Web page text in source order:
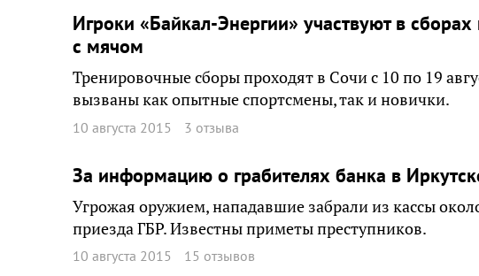
Игроки «Байкал-Энергии» участвуют в
с мячом
Тренировочные сборы проходят в Сочи с 10 по 19
вызваны как опытные спортсмены, так и новички.
10 августа 2015 3 отзыва
За информацию о грабителях банка в
Угрожая оружием, нападавшие забрали из кассы
приезда ГБР. Известны приметы преступников.
10 августа 2015 15 отзывов